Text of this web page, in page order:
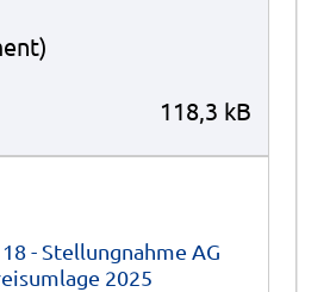
118,3 kB
- Stellungnahme AG
2025